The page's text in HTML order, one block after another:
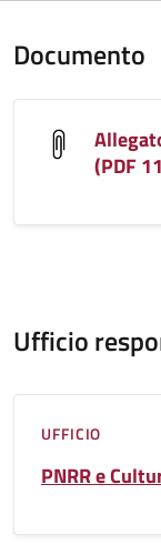
Documento
(PDF
Ufficio
UFFICIO
PNRR e